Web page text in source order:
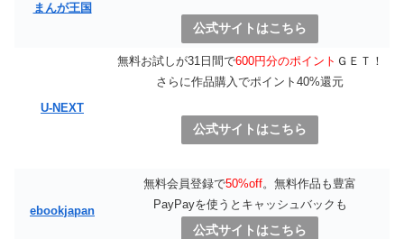
まんが王国
公式サイトはこちら
U-NEXT
無料お試しが31日間で600円分のポイント ＧＥＴ！
さらに作品購入でポイント40%還元
公式サイトはこちら
ebookjapan
無料会員登録で50%off。無料作品も豊富
PayPayを使うとキャッシュバックも
公式サイトはこちら